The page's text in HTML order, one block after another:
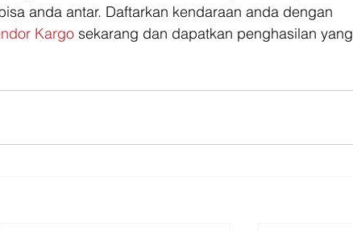
anda antar. Daftarkan kendaraan anda dengan
Kargo sekarang dan dapatkan penghasilan yang